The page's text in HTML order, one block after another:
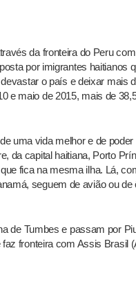
da fronteira do Peru
por imigrantes haitianos
o país e deixar mais
e maio de 2015, mais de
uma vida melhor e de
da capital haitiana, Porto
fica na mesma ilha. Lá,
seguem de avião ou de
de Tumbes e passam por
fronteira com Assis Brasil